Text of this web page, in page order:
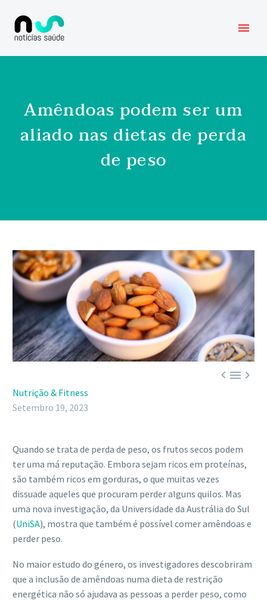
Amêndoas podem ser um
aliado nas dietas de perda
de peso

Nutrição & Fitness
Setembro 19, 2023
Quando se trata de perda de peso, os frutos secos podem
ter uma má reputação. Embora sejam ricos em proteínas,
são também ricos em gorduras, o que muitas vezes
dissuade aqueles que procuram perder alguns quilos. Mas
uma nova investigação, da Universidade da Austrália do Sul
(UniSA), mostra que também é possível comer amêndoas e
perder peso.
No maior estudo do género, os investigadores descobriram
que a inclusão de amêndoas numa dieta de restrição
energética não só ajudava as pessoas a perder peso, como